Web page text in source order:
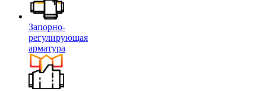
Запорно-
регулирующая
арматура